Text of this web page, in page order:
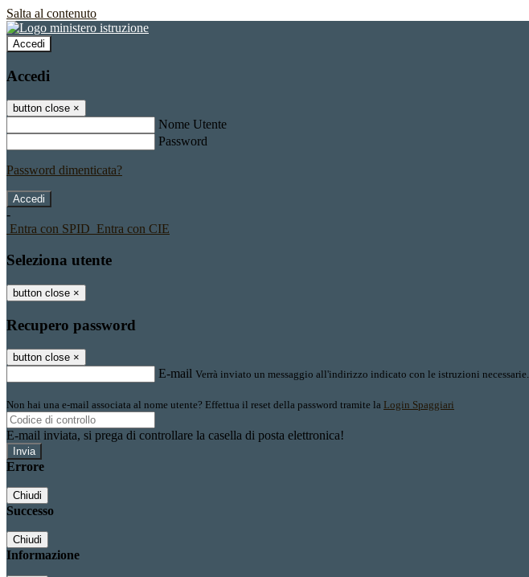
Salta al contenuto
Accedi
Accedi
button close ×
Nome Utente
Password
Password dimenticata?
-
Entra con SPID Entra con CIE
Seleziona utente
button close ×
Recupero password
button close ×
E-mail Verrà inviato un messaggio all'indirizzo indicato con le istruzioni necessarie.
Non hai una e-mail associata al nome utente? Effettua il reset della password tramite la Login Spaggiari
E-mail inviata, si prega di controllare la casella di posta elettronica!
Errore
Chiudi
Successo
Chiudi
Informazione